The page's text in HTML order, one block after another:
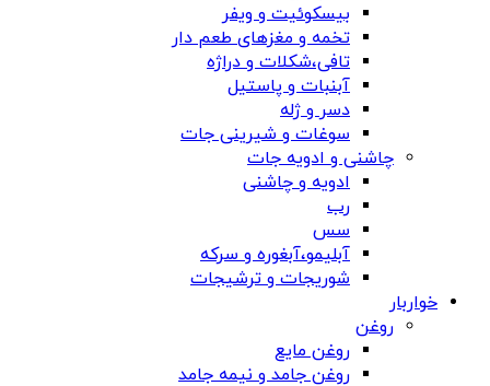
بیسکوئیت و ویفر
تخمه و مغزهای طعم دار
تافی،شکلات و دراژه
آبنبات و پاستیل
دسر و ژله
سوغات و شیرینی جات
چاشنی و ادویه جات
ادویه و چاشنی
رب
سس
آبلیمو،آبغوره و سرکه
شوریجات و ترشیجات
خواربار
روغن
روغن مایع
روغن جامد و نیمه جامد